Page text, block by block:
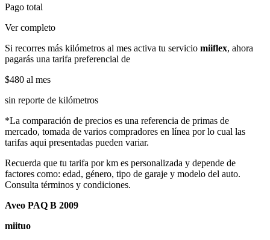
Pago total
Ver completo
Si recorres más kilómetros al mes activa tu servicio miiflex, ahora
pagarás una tarifa preferencial de
$480 al mes
sin reporte de kilómetros
*La comparación de precios es una referencia de primas de
mercado, tomada de varios compradores en línea por lo cual las
tarifas aqui presentadas pueden variar.
Recuerda que tu tarifa por km es personalizada y depende de
factores como: edad, género, tipo de garaje y modelo del auto.
Consulta términos y condiciones.
Aveo PAQ B 2009
miituo